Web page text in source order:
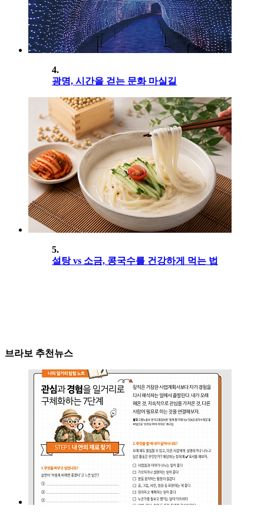
4.
광명, 시간을 걷는 문화 마실길
5.
설탕 vs 소금, 콩국수를 건강하게 먹는 법
브라보 추천뉴스